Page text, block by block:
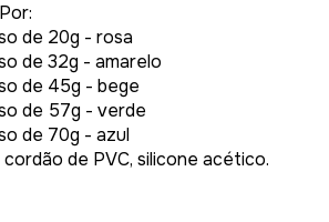
de 20g - rosa
de 32g - amarelo
de 45g - bege
de 57g - verde
de 70g - azul
de PVC, silicone acético.